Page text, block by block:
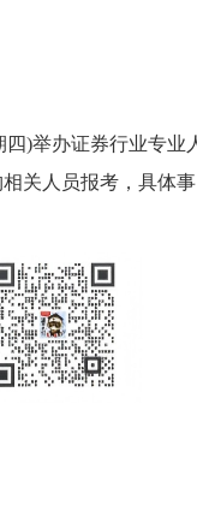
)举办证券行业专业
关人员报考，具体事